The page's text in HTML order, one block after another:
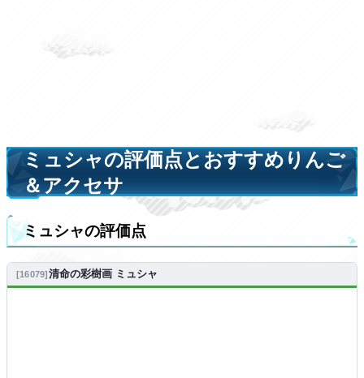
ミュシャの評価点とおすすめりんご
＆アクセサ
ミュシャの評価点
16079 清命の彩樹画 ミュシャ